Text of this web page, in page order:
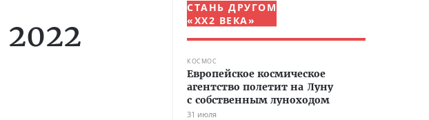
СТАНЬ ДРУГОМ
«XX2 ВЕКА»
КОСМОС
Европейское космическое
агентство полетит на Луну
с собственным луноходом
31 июля